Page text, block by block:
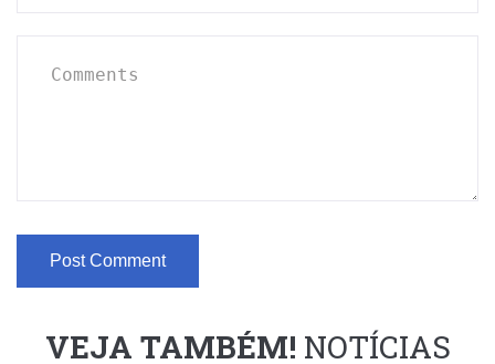
VEJA TAMBÉM! NOTÍCIAS